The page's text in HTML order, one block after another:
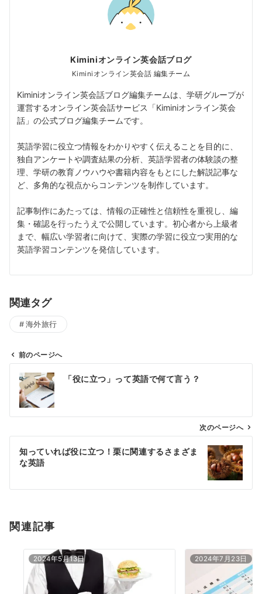
Kiminiオンライン英会話ブログ
Kiminiオンライン英会話 編集チーム
Kiminiオンライン英会話ブログ編集チームは、学研グループが
運営するオンライン英会話サービス「Kiminiオンライン英会
話」の公式ブログ編集チームです。
英語学習に役立つ情報をわかりやすく伝えることを目的に、
独自アンケートや調査結果の分析、英語学習者の体験談の整
理、学研の教育ノウハウや書籍内容をもとにした解説記事な
ど、多角的な視点からコンテンツを制作しています。
記事制作にあたっては、情報の正確性と信頼性を重視し、編
集・確認を行ったうえで公開しています。初心者から上級者
まで、幅広い学習者に向けて、実際の学習に役立つ実用的な
英語学習コンテンツを発信しています。
関連タグ
海外旅行
ビ
ン
前のページへ
「役に立つ」って英語で何て言う？
次のページへ
知っていれば役に立つ！栗に関連するさまざま
な英語
関連記事
2024年5月13日 2024年7月23日